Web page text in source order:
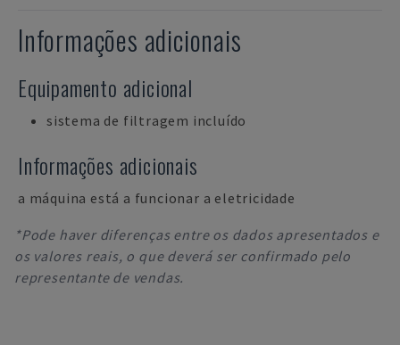
Informações adicionais
Equipamento adicional
sistema de filtragem incluído
Informações adicionais
a máquina está a funcionar a eletricidade
*Pode haver diferenças entre os dados apresentados e
os valores reais, o que deverá ser confirmado pelo
representante de vendas.